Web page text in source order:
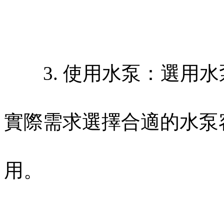
3. 使用水泵：選用水
實際需求選擇合適的水泵容
用。